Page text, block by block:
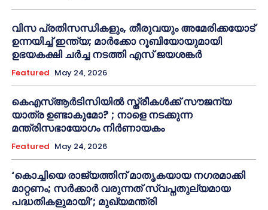
വിസ പ്രതിസന്ധികളും, തീരുവയും അമേരിക്കയോട്
ഉന്നയിച്ച് ഇന്ത്യ; മാർക്കോ റൂബിയോയുമായി
ഉഭയകക്ഷി ചർച്ച നടത്തി എസ് ജയശങ്കർ
Featured May 24, 2026
കെഎസ്ആർടിസിയിൽ സ്ത്രീകൾക്ക് സൗജന്യ
യാത്ര ഉണ്ടാകുമോ? ; നാളെ നടക്കുന്ന
മന്ത്രിസഭായോഗം നിർണായകം
Featured May 24, 2026
‘കൊച്ചിയെ രാജ്യത്തിന് മാതൃകയായ നഗരമാക്കി
മാറ്റണം; സർക്കാർ വരുന്നത് സ്വപ്നതുല്യമായ
പദ്ധതികളുമായി’; മുഖ്യമന്ത്രി